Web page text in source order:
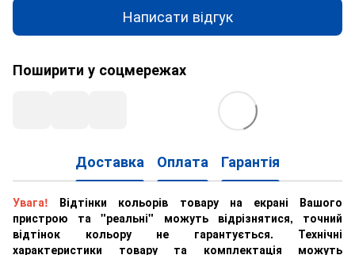
Написати відгук
Поширити у соцмережах
Доставка Оплата Гарантія
Увага! Відтінки кольорів товару на екрані Вашого
пристрою та "реальні" можуть відрізнятися, точний
відтінок кольору не гарантується. Технічні
характеристики товару та комплектація можуть